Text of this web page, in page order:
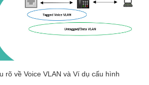
rõ về Voice VLAN và Ví dụ cấu hình